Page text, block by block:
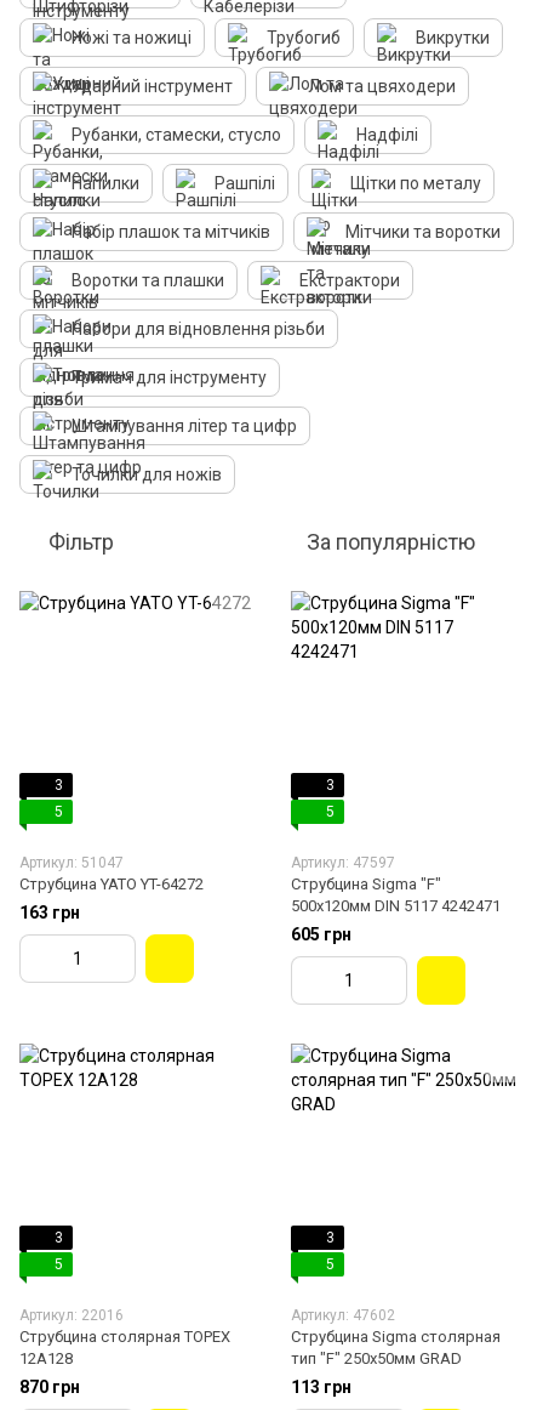
Ножі та ножиці Трубогиб Викрутки
Ударний інструмент Лом та цвяходери
Рубанки, стамески, стусло Надфілі
Напилки Рашпілі Щітки по металу
Набір плашок та мітчиків Мітчики та воротки
Воротки та плашки Екстрактори
Набори для відновлення різьби
Тримач для інструменту
Штампування літер та цифр
Точилки для ножів
Фільтр За популярністю
3
5
Артикул: 51047
Струбцина YATO YT-64272
163 грн
3
5
Артикул: 47597
Струбцина Sigma "F"
500x120мм DIN 5117 4242471
605 грн
3
5
Артикул: 22016
Струбцина столярная TOPEX
12A128
870 грн
3
5
Артикул: 47602
Струбцина Sigma столярная
тип "F" 250x50мм GRAD
113 грн